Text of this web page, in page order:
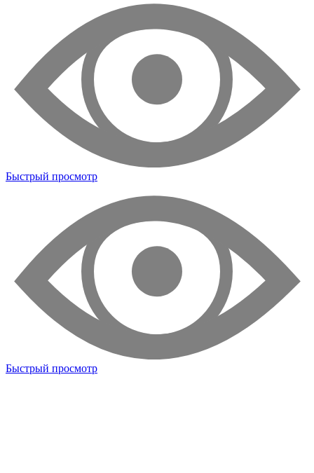
Быстрый просмотр
Быстрый просмотр